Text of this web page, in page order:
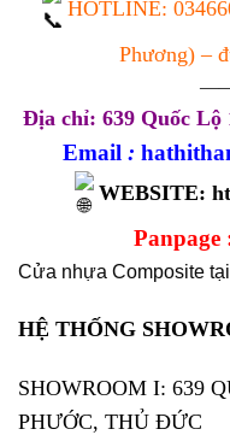
HOTLINE:
Phương) –
Địa chỉ: 639 Quốc
Email :
WEBSITE:
Panpage
Cửa nhựa Composite
HỆ THỐNG
SHOWROOM I: 639
PHƯỚC, THỦ ĐỨC